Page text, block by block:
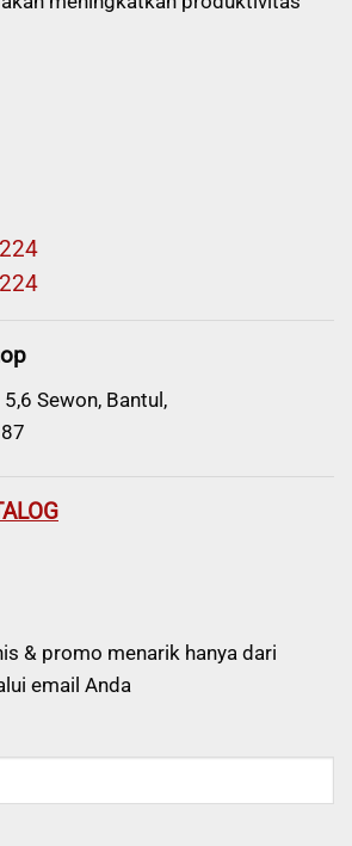
Sewon, Bantul,
& promo menarik hanya dari
email Anda